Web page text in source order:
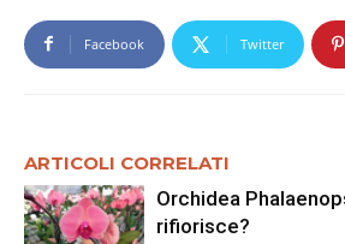
Facebook Twitter
ARTICOLI CORRELATI
Orchidea
rifiorisce?